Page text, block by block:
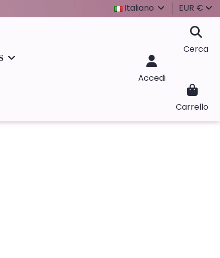
Italiano EUR €
Cerca
Accedi
Carrello